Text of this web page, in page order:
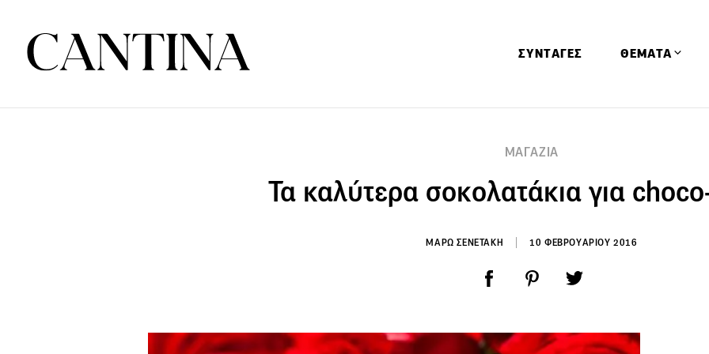
ΣΥΝΤΑΓΕΣ ΘΕΜΑΤΑ
Ειδήσεις
ΜΑΓΑΖΙΑ
Τα καλύτερα σοκολατάκια για
ΜΑΡΩ ΣΕΝΕΤΑΚΗ 10 ΦΕΒΡΟΥΑΡΙΟΥ 2016